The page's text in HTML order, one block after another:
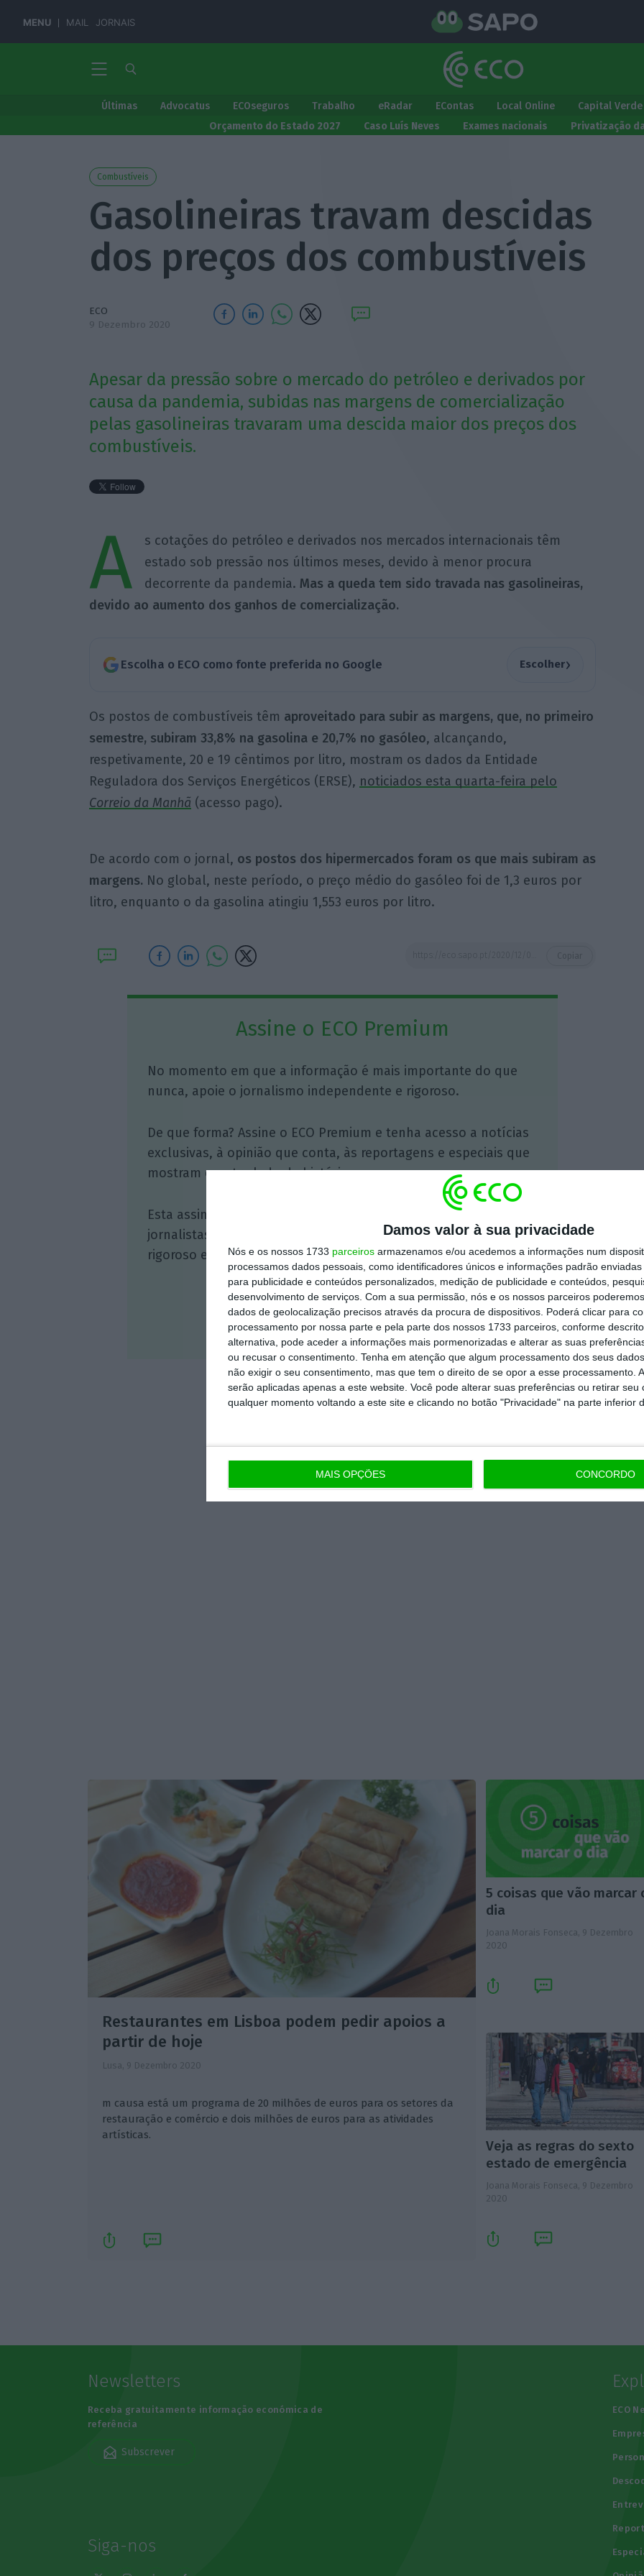
Damos valor à sua privacidade
Nós e os nossos 1733 parceiros armazenamos e/ou acedemos a informações num
processamos dados pessoais, como identificadores únicos e informações padrão
para publicidade e conteúdos personalizados, medição de publicidade e conteúdos,
desenvolvimento de serviços. Com a sua permissão, nós e os nossos parceiros
dados de geolocalização precisos através da procura de dispositivos. Poderá clicar para
processamento por nossa parte e pela parte dos nossos 1733 parceiros, conforme
alternativa, pode aceder a informações mais pormenorizadas e alterar as suas
ou recusar o consentimento. Tenha em atenção que algum processamento dos seus
não exigir o seu consentimento, mas que tem o direito de se opor a esse processamento.
serão aplicadas apenas a este website. Você pode alterar suas preferências ou retirar seu
qualquer momento voltando a este site e clicando no botão "Privacidade" na parte inferior
MAIS OPÇÕES CONCORDO
MENU MAIL JORNAIS
Últimas Advocatus ECOseguros Trabalho eRadar EContas Local Online
Capital Verde
Orçamento do Estado 2027
Caso Luís Neves Exames nacionais Privatização da
Combustíveis
Gasolineiras travam descidas
dos preços dos combustíveis
ECO
9 Dezembro 2020
Apesar da pressão sobre o mercado do petróleo e derivados por
causa da pandemia, subidas nas margens de comercialização
pelas gasolineiras travaram uma descida maior dos preços dos
combustíveis.
A
s cotações do petróleo e derivados nos mercados internacionais têm
estado sob pressão nos últimos meses, devido à menor procura
decorrente da pandemia. Mas a queda tem sido travada nas gasolineiras,
devido ao aumento dos ganhos de comercialização.
Escolha o ECO como fonte preferida no Google Escolher›
Os postos de combustíveis têm aproveitado para subir as margens, que, no primeiro
semestre, subiram 33,8% na gasolina e 20,7% no gasóleo, alcançando,
respetivamente, 20 e 19 cêntimos por litro, mostram os dados da Entidade
Reguladora dos Serviços Energéticos (ERSE), noticiados esta quarta-feira pelo
Correio da Manhã (acesso pago).
De acordo com o jornal, os postos dos hipermercados foram os que mais subiram as
margens. No global, neste período, o preço médio do gasóleo foi de 1,3 euros por
litro, enquanto o da gasolina atingiu 1,553 euros por litro.
Assine o ECO Premium
No momento em que a informação é mais importante do que
nunca, apoie o jornalismo independente e rigoroso.
De que forma? Assine o ECO Premium e tenha acesso a notícias
exclusivas, à opinião que conta, às reportagens e especiais que
mostram o outro lado da história.
Esta assinatura é uma forma de apoiar o ECO e os seus
jornalistas. A nossa contrapartida é o jornalismo independente,
rigoroso e credível.
Assine já
Veja todos os planos
Restaurantes em Lisboa podem pedir apoios a
partir de hoje
Lusa, 9 Dezembro 2020
m causa está um programa de 20 milhões de euros para os setores da
restauração e comércio e dois milhões de euros para as atividades
artísticas.
5 coisas que vão marcar
dia
Joana Morais Fonseca, 9 Dezembro
2020
Veja as regras do sexto
estado de emergência
Joana Morais Fonseca, 9 Dezembro
2020
Newsletters
Receba gratuitamente informação económica de
referência
Subscrever
Siga-nos
ECO